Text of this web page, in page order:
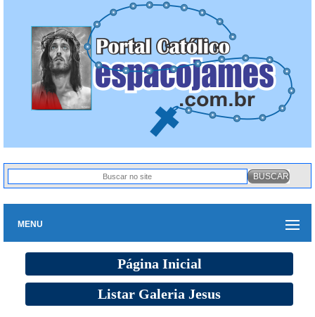
MENU
Página Inicial
Listar Galeria Jesus